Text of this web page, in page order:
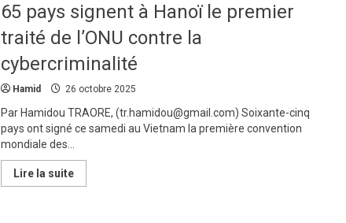
65 pays signent à Hanoï le premier
traité de l’ONU contre la
cybercriminalité
Hamid 26 octobre 2025
Par Hamidou TRAORE, (tr.hamidou@gmail.com) Soixante-cinq
pays ont signé ce samedi au Vietnam la première convention
mondiale des...
Lire la suiteEn
savoir